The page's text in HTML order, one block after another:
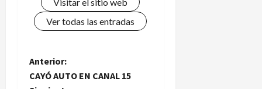
Ver todas las entradas
N
Anterior:
CAYÓ AUTO EN CANAL 15